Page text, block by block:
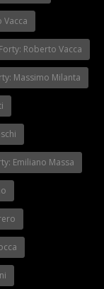
Roberto Vacca
Massimo Milanta
Emiliano Massa